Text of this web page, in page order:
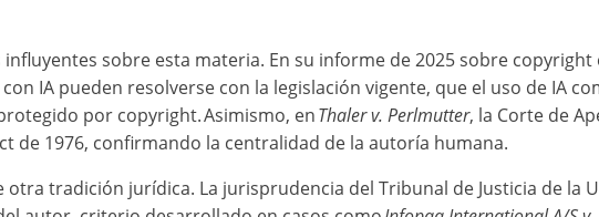
sobre esta materia. En su informe de 2025 sobre
IA pueden resolverse con la legislación vigente, que el uso de IA
por copyright. Asimismo, enThaler v. Perlmutter, la Corte de
de 1976, confirmando la centralidad de la autoría humana.
tradición jurídica. La jurisprudencia del Tribunal de Justicia de la